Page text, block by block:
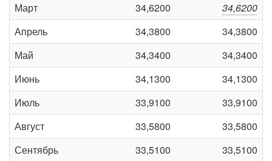
Март
34,6200
34,6200
Апрель
34,3800
34,3800
Май
34,3400
34,3400
Июнь
34,1300
34,1300
Июль
33,9100
33,9100
Август
33,5800
33,5800
Сентябрь
33,5100
33,5100